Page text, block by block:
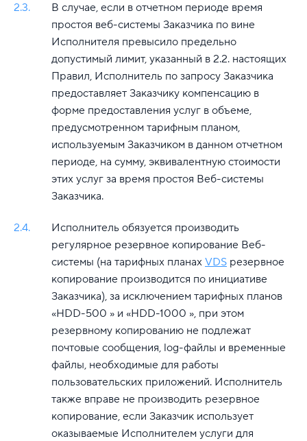
2.3.
В случае, если в отчетном периоде время
простоя веб-системы Заказчика по вине
Исполнителя превысило предельно
допустимый лимит, указанный в 2.2. настоящих
Правил, Исполнитель по запросу Заказчика
предоставляет Заказчику компенсацию в
форме предоставления услуг в объеме,
предусмотренном тарифным планом,
используемым Заказчиком в данном отчетном
периоде, на сумму, эквивалентную стоимости
этих услуг за время простоя Веб-системы
Заказчика.
2.4.
Исполнитель обязуется производить
регулярное резервное копирование Веб-
системы (на тарифных планах VDS резервное
копирование производится по инициативе
Заказчика), за исключением тарифных планов
«HDD-500 » и «HDD-1000 », при этом
резервному копированию не подлежат
почтовые сообщения, log-файлы и временные
файлы, необходимые для работы
пользовательских приложений. Исполнитель
также вправе не производить резервное
копирование, если Заказчик использует
оказываемые Исполнителем услуги для